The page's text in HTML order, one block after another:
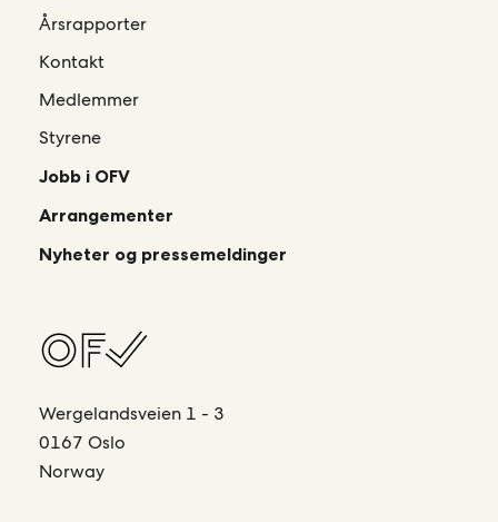
Årsrapporter
Kontakt
Medlemmer
Styrene
Jobb i OFV
Arrangementer
Nyheter og pressemeldinger
Wergelandsveien 1 - 3
0167 Oslo
Norway